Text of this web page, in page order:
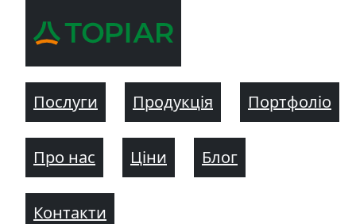
Послуги Продукція Портфоліо
Про нас Ціни Блог
Контакти